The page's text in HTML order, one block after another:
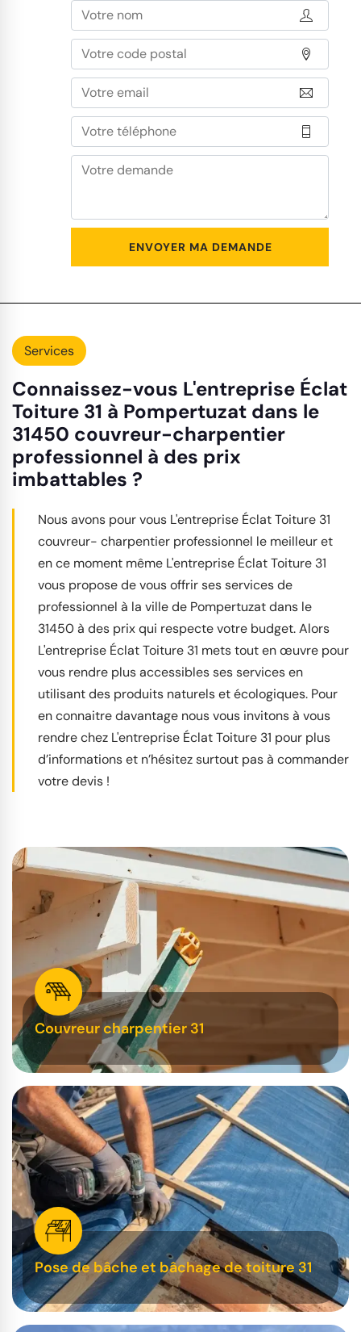
Services
Connaissez-vous L'entreprise Éclat
Toiture 31 à Pompertuzat dans le
31450 couvreur-charpentier
professionnel à des prix
imbattables ?
Nous avons pour vous L'entreprise Éclat Toiture 31
couvreur- charpentier professionnel le meilleur et
en ce moment même L'entreprise Éclat Toiture 31
vous propose de vous offrir ses services de
professionnel à la ville de Pompertuzat dans le
31450 à des prix qui respecte votre budget. Alors
L'entreprise Éclat Toiture 31 mets tout en œuvre pour
vous rendre plus accessibles ses services en
utilisant des produits naturels et écologiques. Pour
en connaitre davantage nous vous invitons à vous
rendre chez L'entreprise Éclat Toiture 31 pour plus
d’informations et n’hésitez surtout pas à commander
votre devis !
Couvreur charpentier 31
Pose de bâche et bâchage de toiture 31